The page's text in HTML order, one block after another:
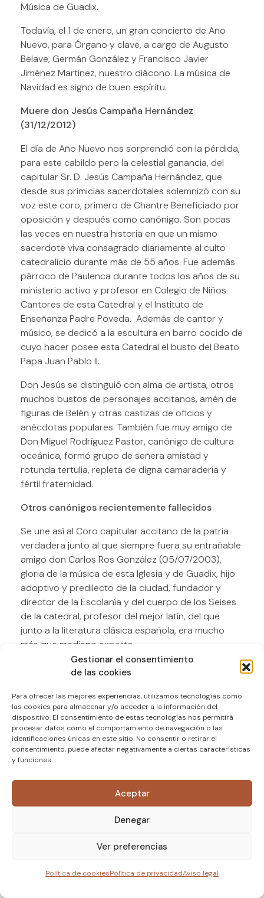
Gestionar el consentimiento
de las cookies
Para ofrecer las mejores experiencias, utilizamos tecnologías como
las cookies para almacenar y/o acceder a la información del
dispositivo. El consentimiento de estas tecnologías nos permitirá
procesar datos como el comportamiento de navegación o las
identificaciones únicas en este sitio. No consentir o retirar el
consentimiento, puede afectar negativamente a ciertas características
y funciones.
Aceptar
Denegar
Ver preferencias
Política de cookiesPolítica de privacidadAviso legal
Música de Guadix.
Todavía, el 1 de enero, un gran concierto de Año
Nuevo, para Órgano y clave, a cargo de Augusto
Belave, Germán González y Francisco Javier
Jiménez Martínez, nuestro diácono. La música de
Navidad es signo de buen espíritu.
Muere don Jesús Campaña Hernández
(31/12/2012)
El día de Año Nuevo nos sorprendió con la pérdida,
para este cabildo pero la celestial ganancia, del
capitular Sr. D. Jesús Campaña Hernández, que
desde sus primicias sacerdotales solemnizó con su
voz este coro, primero de Chantre Beneficiado por
oposición y después como canónigo. Son pocas
las veces en nuestra historia en que un mismo
sacerdote viva consagrado diariamente al culto
catedralicio durante más de 55 años. Fue además
párroco de Paulenca durante todos los años de su
ministerio activo y profesor en Colegio de Niños
Cantores de esta Catedral y el Instituto de
Enseñanza Padre Poveda. Además de cantor y
músico, se dedicó a la escultura en barro cocido de
cuyo hacer posee esta Catedral el busto del Beato
Papa Juan Pablo II.
Don Jesús se distinguió con alma de artista, otros
muchos bustos de personajes accitanos, amén de
figuras de Belén y otras castizas de oficios y
anécdotas populares. También fue muy amigo de
Don Miguel Rodríguez Pastor, canónigo de cultura
oceánica, formó grupo de señera amistad y
rotunda tertulia, repleta de digna camaradería y
fértil fraternidad.
Otros canónigos recientemente fallecidos
Se une así al Coro capitular accitano de la patria
verdadera junto al que siempre fuera su entrañable
amigo don Carlos Ros González (05/07/2003),
gloria de la música de esta Iglesia y de Guadix, hijo
adoptivo y predilecto de la ciudad, fundador y
director de la Escolanía y del cuerpo de los Seises
de la catedral, profesor del mejor latín, del que
junto a la literatura clásica española, era mucho
más que mediano experto.
La Escolanía
Llevó el nombre de esta Catedral, junto a los Papas
Pablo VI y Juan Pablo II en numerosas ocasiones,
crecimos a su amparo. Toda Europa, en múltiples
viajes, aplaudió su obra. Ahora, los casos accitanos,
nacidos a la sombra de don Carlos Ros, llenan
Guadix de alabanza divina y de amor fraterno, en